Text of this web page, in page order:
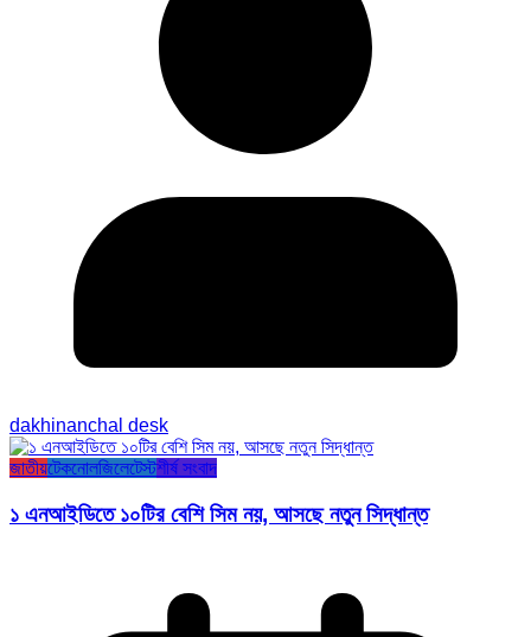
dakhinanchal desk
জাতীয়টেকনোলজিলেটেস্টশীর্ষ সংবাদ
১ এনআইডিতে ১০টির বেশি সিম নয়, আসছে নতুন সিদ্ধান্ত